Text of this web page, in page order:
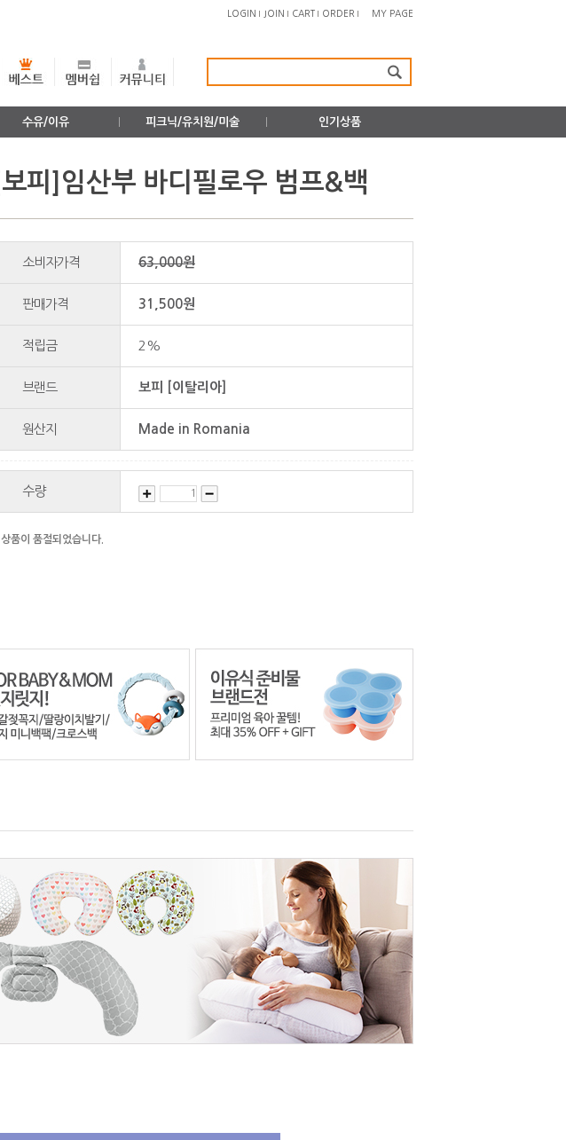
LOGIN JOIN CART ORDER MY PAGE
수유/이유 피크닉/유치원/미술 인기상품
[보피]임산부 바디필로우 범프&백
소비자가격 63,000원
판매가격 31,500원
적립금 2%
브랜드 보피 [이탈리아]
원산지 Made in Romania
수량
상품이 품절되었습니다.